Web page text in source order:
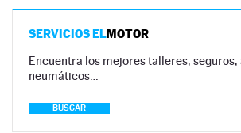
SERVICIOS ELMOTOR
Encuentra los mejores talleres, seguros,
neumáticos…
BUSCAR